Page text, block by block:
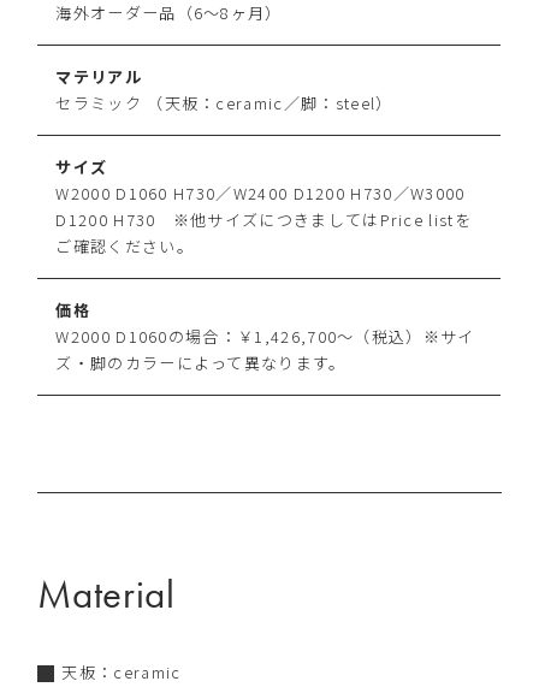
海外オーダー品（6～8ヶ月）
マテリアル
セラミック （天板：ceramic／脚：steel）
サイズ
W2000 D1060 H730／W2400 D1200 H730／W3000
D1200 H730 ※他サイズにつきましてはPrice listを
ご確認ください。
価格
W2000 D1060の場合：￥1,426,700～（税込）※サイ
ズ・脚のカラーによって異なります。
Material
天板：ceramic